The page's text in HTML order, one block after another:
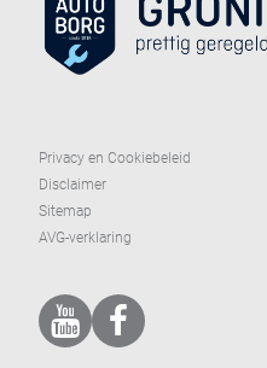
Privacy en Cookiebeleid
Disclaimer
Sitemap
AVG-verklaring